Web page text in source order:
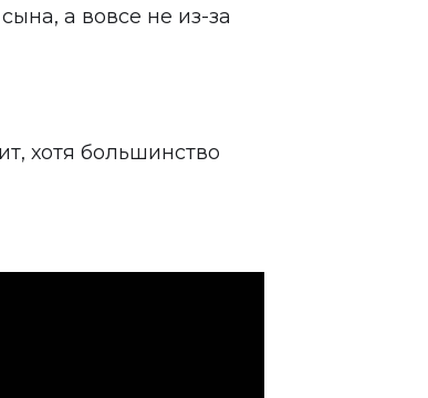
а вовсе не из-за
хотя большинство